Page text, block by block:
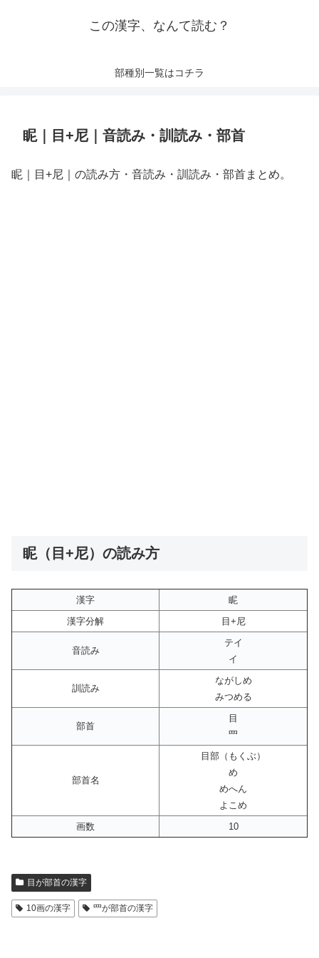
この漢字、なんて読む？
部種別一覧はコチラ
眤｜目+尼｜音読み・訓読み・部首
眤｜目+尼｜の読み方・音読み・訓読み・部首まとめ。
眤（目+尼）の読み方
漢字
眤
漢字分解
目+尼
音読み
テイ
イ
訓読み
ながしめ
みつめる
部首
目
罒
部首名
目部（もくぶ）
め
めへん
よこめ
画数
10
目が部首の漢字
10画の漢字 罒が部首の漢字